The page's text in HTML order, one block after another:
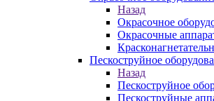
Назад
Окрасочное
Окрасочные
Пескоструйное
Назад
Пескоструйное
Пескоструйные